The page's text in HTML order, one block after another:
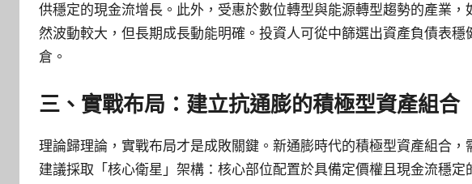
供穩定的現金流增長。此外，受惠於數位轉型與能源轉型趨勢的產業
然波動較大，但長期成長動能明確。投資人可從中篩選出資產負債表
倉。
三、實戰布局：建立抗通膨的積極型資產組合
理論歸理論，實戰布局才是成敗關鍵。新通膨時代的積極型資產組合，
建議採取「核心衛星」架構：核心部位配置於具備定價權且現金流穩